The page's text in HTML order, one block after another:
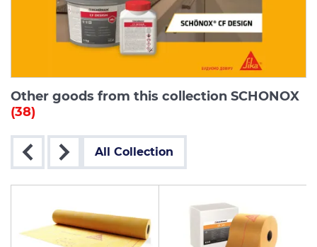
Other goods from this collection SCHONOX
(38)
All Collection